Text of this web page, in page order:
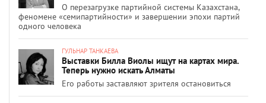
О перезагрузке партийной системы Казахстана,
феномене «семипартийности» и завершении эпохи партий
одного человека
ГУЛЬНАР ТАНКАЕВА
Выставки Билла Виолы ищут на картах мира.
Теперь нужно искать Алматы
Его работы заставляют зрителя остановиться